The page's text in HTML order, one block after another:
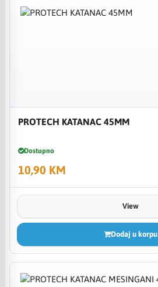
PROTECH KATANAC 45MM
Dostupno
10,90 KM
View
Dodaj u korpu